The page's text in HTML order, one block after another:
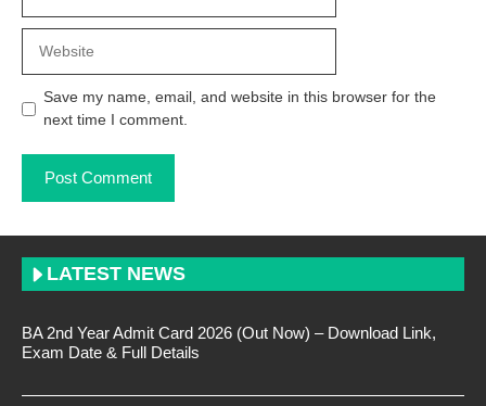
Save my name, email, and website in this browser for the
next time I comment.
LATEST NEWS
BA 2nd Year Admit Card 2026 (Out Now) – Download Link,
Exam Date & Full Details